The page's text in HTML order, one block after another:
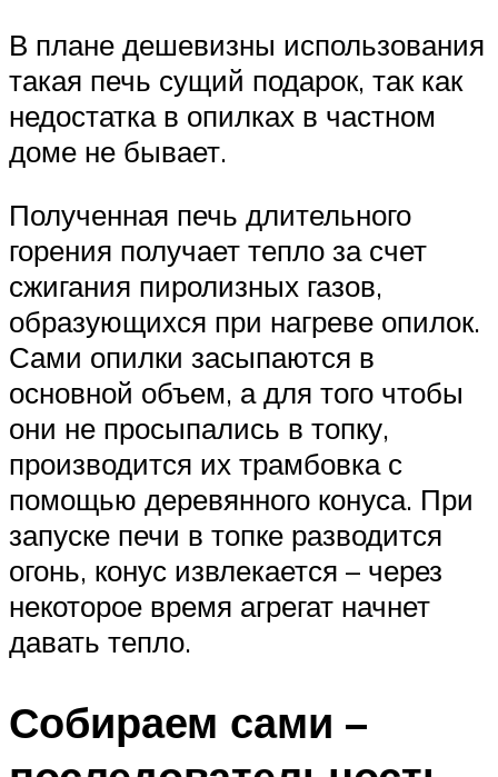
В плане дешевизны использования
такая печь сущий подарок, так как
недостатка в опилках в частном
доме не бывает.
Полученная печь длительного
горения получает тепло за счет
сжигания пиролизных газов,
образующихся при нагреве опилок.
Сами опилки засыпаются в
основной объем, а для того чтобы
они не просыпались в топку,
производится их трамбовка с
помощью деревянного конуса. При
запуске печи в топке разводится
огонь, конус извлекается – через
некоторое время агрегат начнет
давать тепло.
Собираем сами –